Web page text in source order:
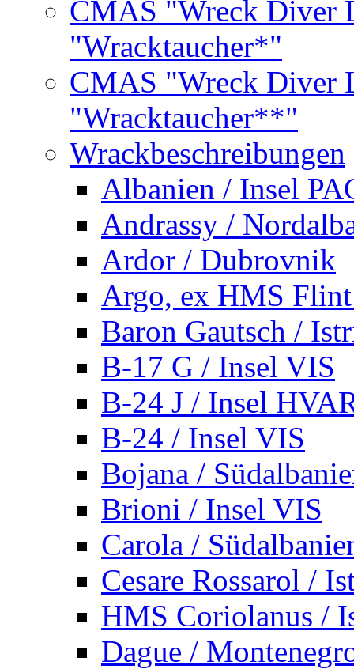
CMAS "Wreck Diver
"Wracktaucher*"
CMAS "Wreck Diver
"Wracktaucher**"
Wrackbeschreibungen
Albanien / Insel
Andrassy /
Ardor / Dubrovnik
Argo, ex HMS
Baron Gautsch /
B-17 G / Insel VIS
B-24 J / Insel
B-24 / Insel VIS
Bojana /
Brioni / Insel VIS
Carola /
Cesare Rossarol /
HMS Coriolanus /
Dague /